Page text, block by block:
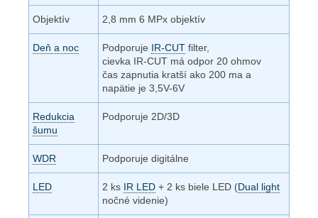
Objektív 2,8 mm 6 MPx objektív
Deň a noc Podporuje IR-CUT filter,
cievka IR-CUT má odpor 20 ohmov
čas zapnutia kratší ako 200 ma a
napätie je 3,5V-6V
Redukcia
šumu
Podporuje 2D/3D
WDR Podporuje digitálne
LED 2 ks IR LED + 2 ks biele LED (Dual light
nočné videnie)